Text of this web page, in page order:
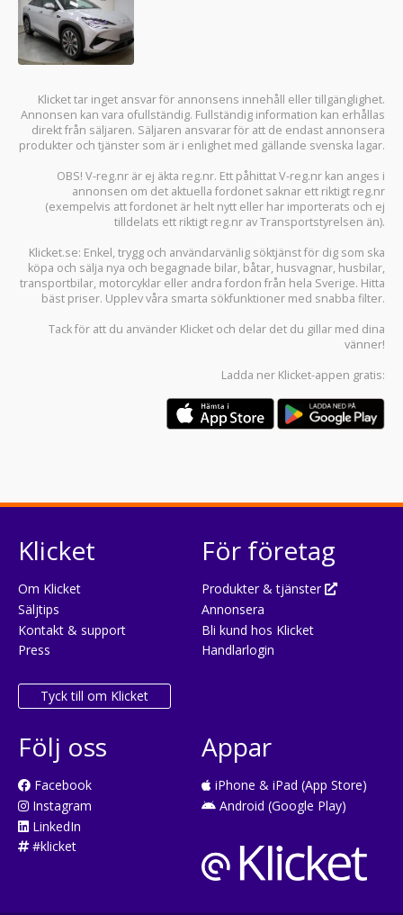
Klicket tar inget ansvar för annonsens innehåll eller tillgänglighet.
Annonsen kan vara ofullständig. Fullständig information kan erhållas
direkt från säljaren. Säljaren ansvarar för att de endast annonsera
produkter och tjänster som är i enlighet med gällande svenska lagar.
OBS! V-reg.nr är ej äkta reg.nr. Ett påhittat V-reg.nr kan anges i
annonsen om det aktuella fordonet saknar ett riktigt reg.nr
(exempelvis att fordonet är helt nytt eller har importerats och ej
tilldelats ett riktigt reg.nr av Transportstyrelsen än).
Klicket.se: Enkel, trygg och användarvänlig söktjänst för dig som ska
köpa och sälja nya och begagnade bilar, båtar, husvagnar, husbilar,
transportbilar, motorcyklar eller andra fordon från hela Sverige. Hitta
bäst priser. Upplev våra smarta sökfunktioner med snabba filter.
Tack för att du använder Klicket och delar det du gillar med dina
vänner!
Ladda ner Klicket-appen gratis:
Klicket
Om Klicket
Säljtips
Kontakt & support
Press
Tyck till om Klicket
För företag
Produkter & tjänster
Annonsera
Bli kund hos Klicket
Handlarlogin
Följ oss
Facebook
Instagram
LinkedIn
#klicket
Appar
iPhone & iPad (App Store)
Android (Google Play)